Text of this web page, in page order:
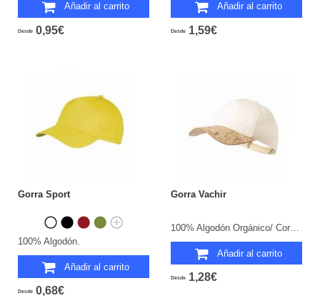
Añadir al carrito
Desde 0,95€
Añadir al carrito
Desde 1,59€
Gorra Sport
100% Algodón.
Añadir al carrito
Desde 0,68€
Gorra Vachir
100% Algodón Orgánico/ Corcho Natural. 5 Paneles.
Añadir al carrito
Desde 1,28€